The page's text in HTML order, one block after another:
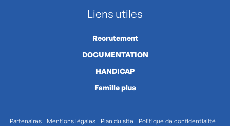
Liens utiles
Recrutement
DOCUMENTATION
HANDICAP
Famille plus
Partenaires Mentions légales Plan du site
Politique de confidentialité